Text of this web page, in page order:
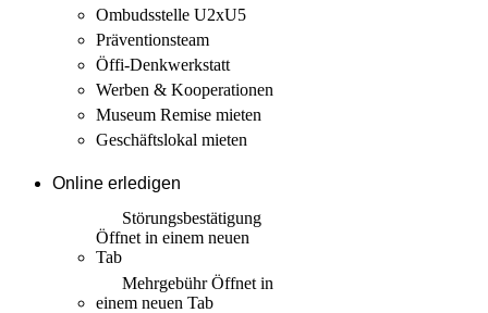
Ombudsstelle U2xU5
Präventionsteam
Öffi-Denkwerkstatt
Werben & Kooperationen
Museum Remise mieten
Geschäftslokal mieten
Online erledigen
Störungs­bestätigung
Öffnet in einem neuen
Tab
MehrgebührÖffnet in
einem neuen Tab